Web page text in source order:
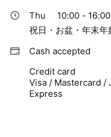
Thu
10:00 - 16:00
祝日・お盆・年末年
Cash accepted
Credit card
Visa / Mastercard /
Express